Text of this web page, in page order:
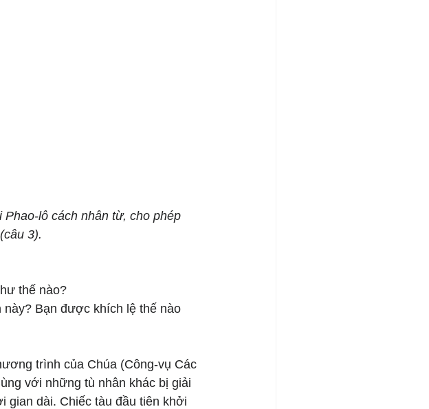
lô cách nhân từ, cho phép
3).
thế nào?
Bạn được khích lệ thế nào
trình của Chúa (Công-vụ Các
với những tù nhân khác bị giải
gian dài. Chiếc tàu đầu tiên khởi